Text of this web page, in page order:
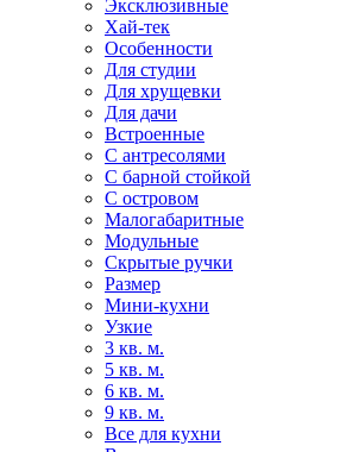
Эксклюзивные
Хай-тек
Особенности
Для студии
Для хрущевки
Для дачи
Встроенные
С антресолями
С барной стойкой
С островом
Малогабаритные
Модульные
Скрытые ручки
Размер
Мини-кухни
Узкие
3 кв. м.
5 кв. м.
6 кв. м.
9 кв. м.
Все для кухни